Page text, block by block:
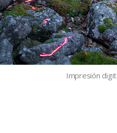
Impresión